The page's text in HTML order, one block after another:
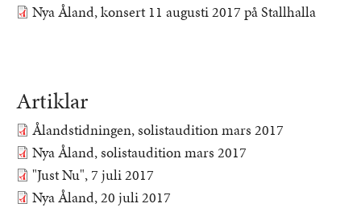
Dokument
Nya Åland, konsert 11 augusti 2017 på Stallhalla
Artiklar
Dokument
Ålandstidningen, solistaudition mars 2017
Dokument
Nya Åland, solistaudition mars 2017
Dokument
"Just Nu", 7 juli 2017
Dokument
Nya Åland, 20 juli 2017